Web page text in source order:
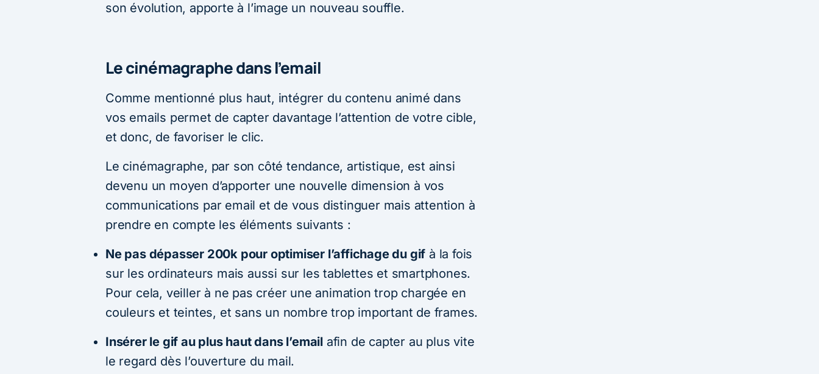
son évolution, apporte à l’image un nouveau souffle.
Le cinémagraphe dans l’email
Comme mentionné plus haut, intégrer du contenu animé dans
vos emails permet de capter davantage l’attention de votre cible,
et donc, de favoriser le clic.
Le cinémagraphe, par son côté tendance, artistique, est ainsi
devenu un moyen d’apporter une nouvelle dimension à vos
communications par email et de vous distinguer mais attention à
prendre en compte les éléments suivants :
Ne pas dépasser 200k pour optimiser l’affichage du gif à la fois
sur les ordinateurs mais aussi sur les tablettes et smartphones.
Pour cela, veiller à ne pas créer une animation trop chargée en
couleurs et teintes, et sans un nombre trop important de frames.
Insérer le gif au plus haut dans l’email afin de capter au plus vite
le regard dès l’ouverture du mail.